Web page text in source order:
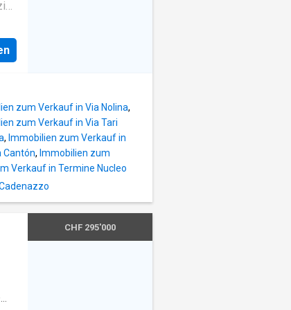
e
zum Verkauf in Via Nolina,
zum Verkauf in Via Tari
, Immobilien zum Verkauf in
Cantón, Immobilien zum
Verkauf in Termine Nucleo
CHF 295'000